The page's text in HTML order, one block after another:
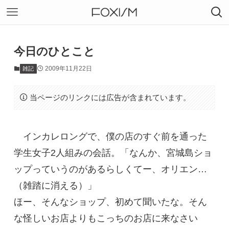
今日のひとこと
雑記 2009年11月22日
当ページのリンクには広告が含まれています。
インカレロングで、僕の店のすぐ前を通った
学生女子2人組みの会話。「なんか、宮城島ショ
ップっていうのがあるらしくてー、オリエン…
（雑踏に消える）」
ほー、そんなショップ、初めて聞いたな。そん
な怪しいお店よりもこっちのお店に来なさい